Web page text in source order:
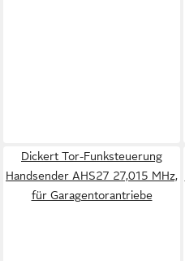
Dickert Tor-Funksteuerung
Handsender AHS27 27,015 MHz,
für Garagentorantriebe